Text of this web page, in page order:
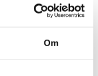
Om
med